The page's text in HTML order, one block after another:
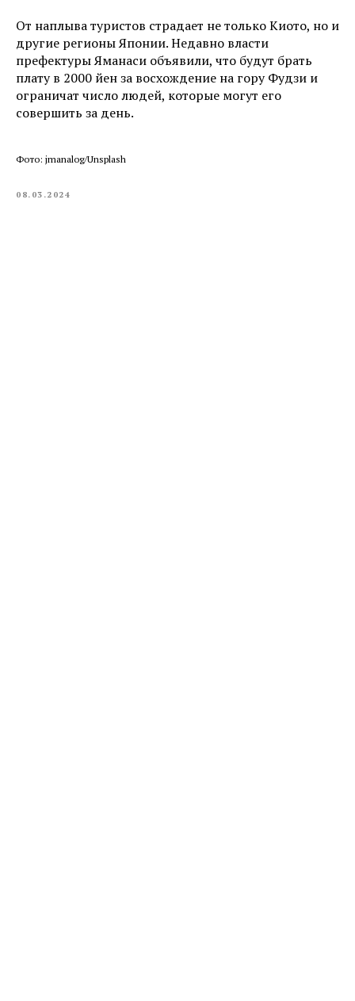
От наплыва туристов страдает не только Киото, но и
другие регионы Японии. Недавно власти
префектуры Яманаси объявили, что будут брать
плату в 2000 йен за восхождение на гору Фудзи и
ограничат число людей, которые могут его
совершить за день.
Фото: jmanalog/Unsplash
08.03.2024